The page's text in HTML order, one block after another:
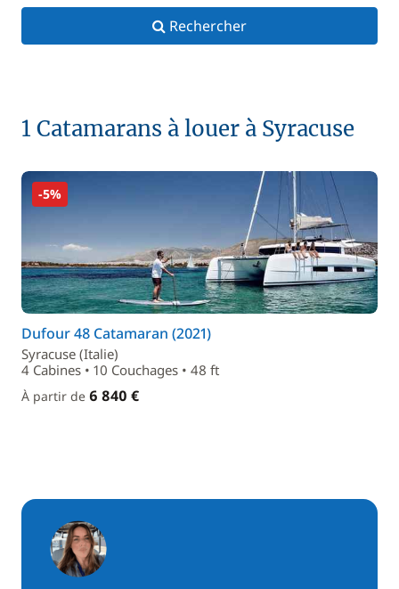
Rechercher
1 Catamarans à louer à Syracuse
-5%
Dufour 48 Catamaran (2021)
Syracuse (Italie)
4 Cabines • 10 Couchages • 48 ft
À partir de 6 840 €